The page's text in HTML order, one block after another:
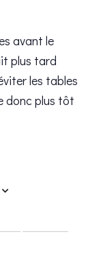
avant le
plus tard
les tables
donc plus tôt